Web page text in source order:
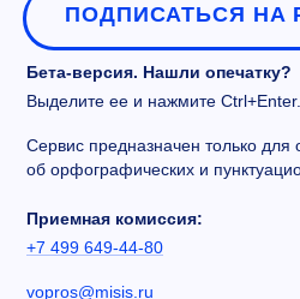
ПОДПИСАТЬСЯ НА
Бета-версия. Нашли опечатку?
Выделите ее и нажмите
Сервис предназначен только для
об орфографических и
Приемная комиссия:
+7 499 649-44-80
vopros@misis.ru